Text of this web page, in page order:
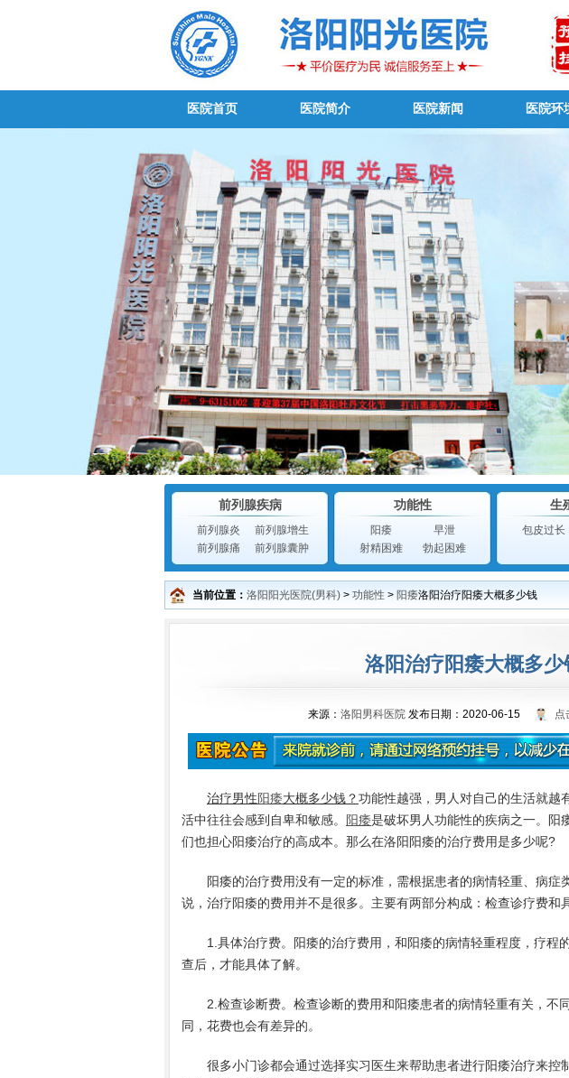
医院首页 医院简介 医院新闻 医院环
前列腺疾病
前列腺炎
前列腺增生
前列腺痛
前列腺囊肿
功能性
阳痿
早泄
射精困难
勃起困难
生
包皮过长
当前位置： 洛阳阳光医院(男科) > 功能性 > 阳痿洛阳治疗阳痿大概多少钱
洛阳治疗阳痿大概多少
来源： 洛阳男科医院发布日期：2020-06-15 点
治疗男性阳痿大概多少钱？功能性越强，男人对自己的生活就越
活中往往会感到自卑和敏感。 阳痿是破坏男人功能性的疾病之一。阳
们也担心阳痿治疗的高成本。那么在洛阳阳痿的治疗费用是多少呢?
阳痿的治疗费用没有一定的标准，需根据患者的病情轻重、病症
说，治疗阳痿的费用并不是很多。主要有两部分构成：检查诊疗费和
1.具体治疗费。阳痿的治疗费用，和阳痿的病情轻重程度，疗程
查后，才能具体了解。
2.检查诊断费。检查诊断的费用和阳痿患者的病情轻重有关，不
同，花费也会有差异的。
很多小门诊都会通过选择实习医生来帮助患者进行阳痿治疗来控